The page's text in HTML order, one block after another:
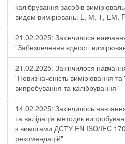
калібрування засобів
видом вимірювань: L, М, Т, ЕМ,
21.02.2025: Закінчилося
"Забезпечення єдності
21.02.2025: Закінчилося
"Невизначеність вимірювання та
випробування та калібрування"
14.02.2025: Закінчилось
та валідація методик
з вимогами ДСТУ EN ISO/IEC
рекомендацій"